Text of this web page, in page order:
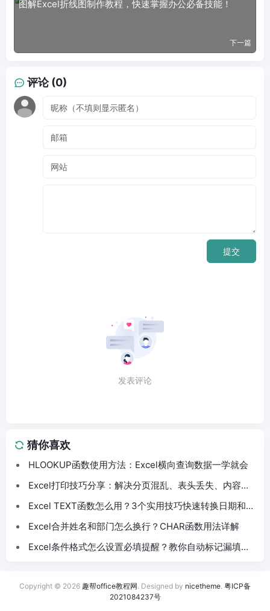
图解Excel折线图制作教程，快速掌握办公必备技能！
下一篇
评论 (0)
提交
发表评论
猜你喜欢
HLOOKUP函数使用方法：Excel横向查询数据一学就会
Excel打印技巧分享：解决分页混乱、表头丢失、内容截
Excel TEXT函数怎么用？3个实用技巧快速转换日期和数
Excel合并姓名和部门怎么换行？CHAR函数用法详解
Excel条件格式怎么设置必填提醒？教你自动标记漏填数
Copyright © 2026 趣帮office教程网. Designed by nicetheme. 粤ICP备
2021084237号